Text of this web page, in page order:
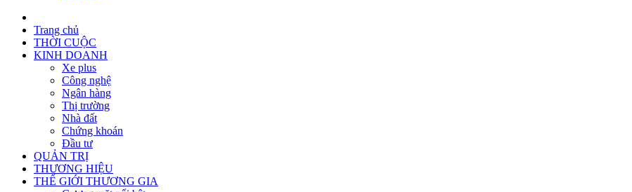
Trang chủ
THỜI CUỘC
KINH DOANH
Xe plus
Công nghệ
Ngân hàng
Thị trường
Nhà đất
Chứng khoán
Đầu tư
QUẢN TRỊ
THƯƠNG HIỆU
THẾ GIỚI THƯƠNG GIA